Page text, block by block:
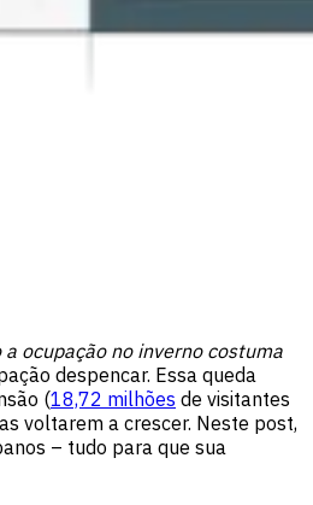
ocupação no inverno costuma
despencar. Essa queda
(18,72 milhões de visitantes
voltarem a crescer. Neste post,
– tudo para que sua